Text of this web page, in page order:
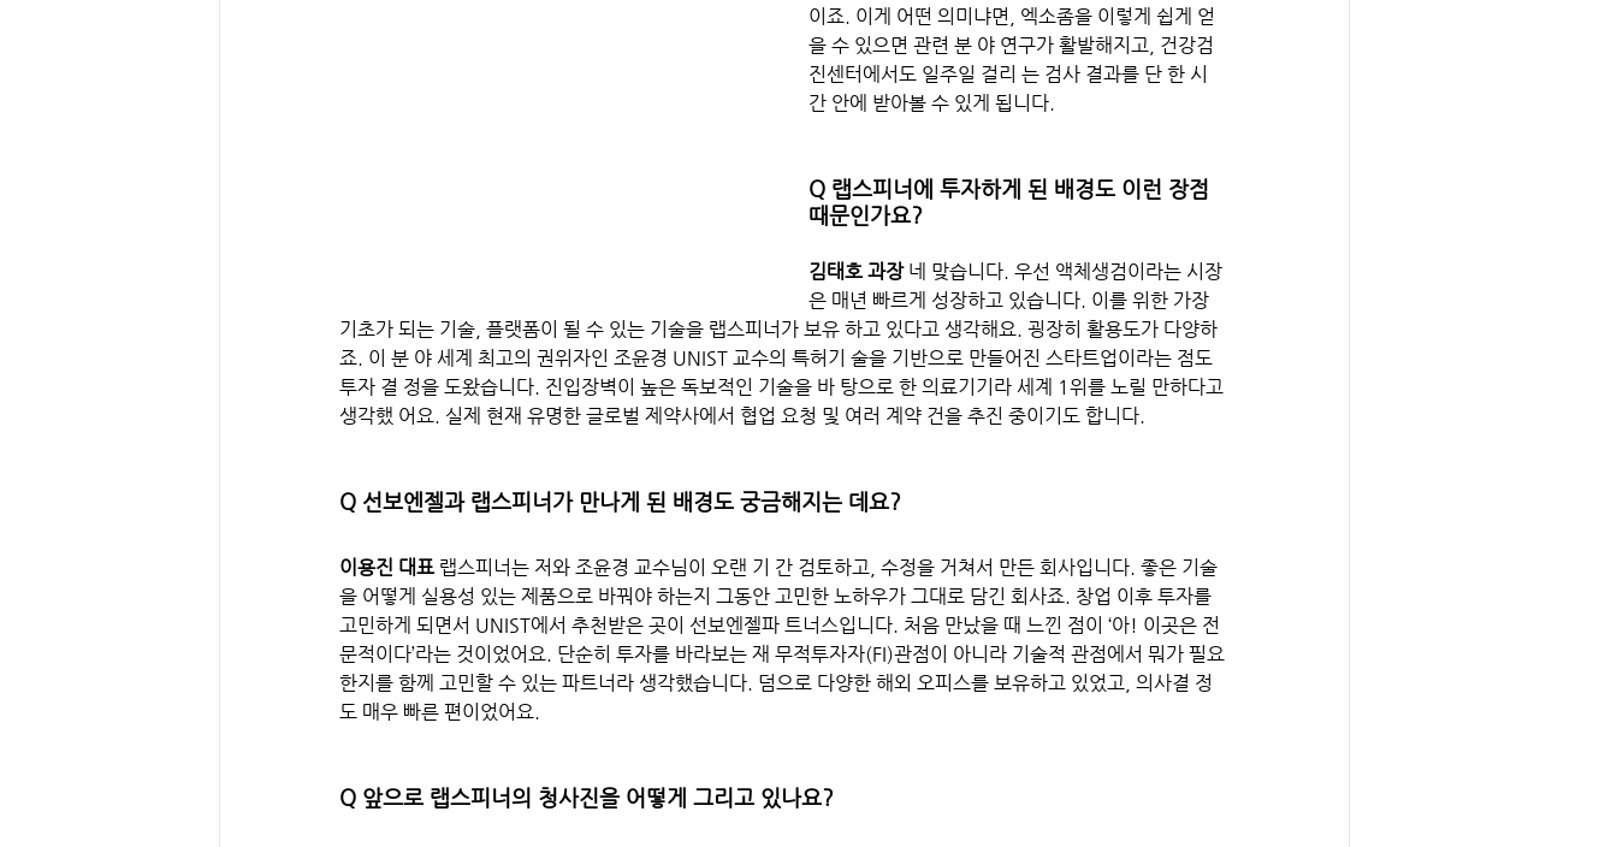
이죠. 이게 어떤 의미냐면, 엑소좀을 이렇게 쉽게 얻
을 수 있으면 관련 분 야 연구가 활발해지고, 건강검
진센터에서도 일주일 걸리 는 검사 결과를 단 한 시
간 안에 받아볼 수 있게 됩니다.
Q 랩스피너에 투자하게 된 배경도 이런 장점
때문인가요?
김태호 과장 네 맞습니다. 우선 액체생검이라는 시장
은 매년 빠르게 성장하고 있습니다. 이를 위한 가장
기초가 되는 기술, 플랫폼이 될 수 있는 기술을 랩스피너가 보유 하고 있다고 생각해요. 굉장히 활용도가 다양하
죠. 이 분 야 세계 최고의 권위자인 조윤경 UNIST 교수의 특허기 술을 기반으로 만들어진 스타트업이라는 점도
투자 결 정을 도왔습니다. 진입장벽이 높은 독보적인 기술을 바 탕으로 한 의료기기라 세계 1위를 노릴 만하다고
생각했 어요. 실제 현재 유명한 글로벌 제약사에서 협업 요청 및 여러 계약 건을 추진 중이기도 합니다.
Q 선보엔젤과 랩스피너가 만나게 된 배경도 궁금해지는 데요?
이용진 대표 랩스피너는 저와 조윤경 교수님이 오랜 기 간 검토하고, 수정을 거쳐서 만든 회사입니다. 좋은 기술
을 어떻게 실용성 있는 제품으로 바꿔야 하는지 그동안 고민한 노하우가 그대로 담긴 회사죠. 창업 이후 투자를
고민하게 되면서 UNIST에서 추천받은 곳이 선보엔젤파 트너스입니다. 처음 만났을 때 느낀 점이 ‘아! 이곳은 전
문적이다’라는 것이었어요. 단순히 투자를 바라보는 재 무적투자자(FI)관점이 아니라 기술적 관점에서 뭐가 필요
한지를 함께 고민할 수 있는 파트너라 생각했습니다. 덤으로 다양한 해외 오피스를 보유하고 있었고, 의사결 정
도 매우 빠른 편이었어요.
Q 앞으로 랩스피너의 청사진을 어떻게 그리고 있나요?